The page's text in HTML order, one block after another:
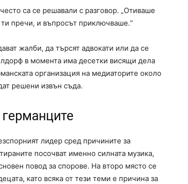
са се решавали с разговор. „Отиваше
пречи, и въпросът приключваше.“
жалби, да търсят адвокати или да се
в момента има десетки висящи дела
организация на медиаторите около
решени извън съда.
лидер сред причините за
посочват именно силната музика,
повод за спорове. На второ място се
като всяка от тези теми е причина за